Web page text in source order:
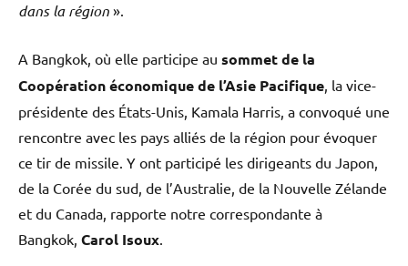
dans la région ».
A Bangkok, où elle participe au sommet de la
Coopération économique de l’Asie Pacifique, la vice-
présidente des États-Unis, Kamala Harris, a convoqué une
rencontre avec les pays alliés de la région pour évoquer
ce tir de missile. Y ont participé les dirigeants du Japon,
de la Corée du sud, de l’Australie, de la Nouvelle Zélande
et du Canada, rapporte notre correspondante à
Bangkok, Carol Isoux.